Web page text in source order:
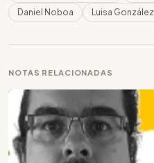
Daniel Noboa
Luisa González
NOTAS RELACIONADAS